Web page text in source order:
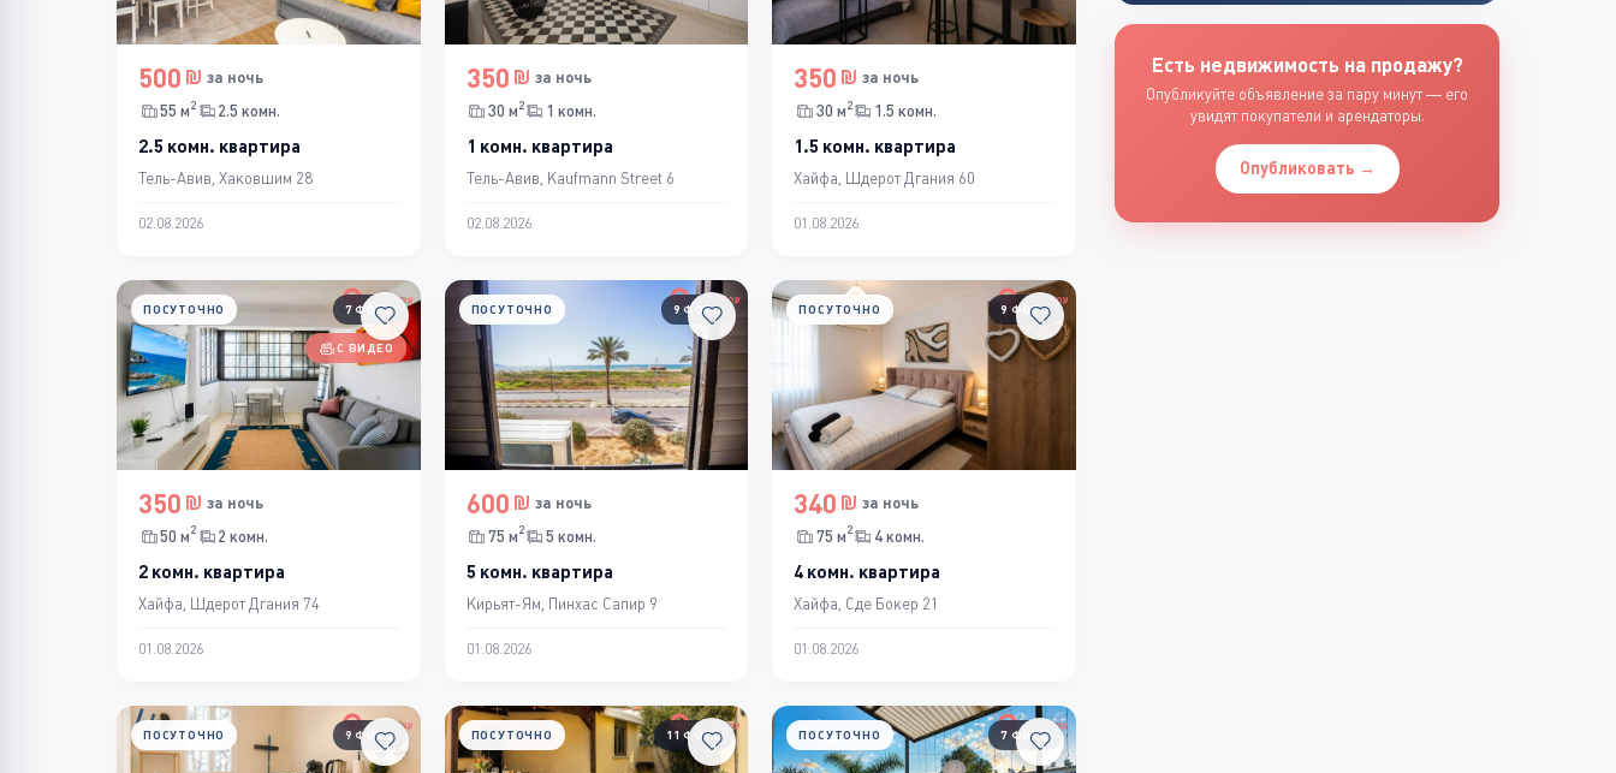
500
за ночь
55 м2 2.5 комн.
2.5 комн. квартира
Тель-Авив, Хаковшим 28
02.08.2026
350
за ночь
30 м2 1 комн.
1 комн. квартира
Тель-Авив, Kaufmann Street 6
02.08.2026
350
за ночь
30 м2 1.5 комн.
1.5 комн. квартира
Хайфа, Шдерот Дгания 60
01.08.2026
7 ФОТО
С ВИДЕО
ПОСУТОЧНО
350
за ночь
50 м2 2 комн.
2 комн. квартира
Хайфа, Шдерот Дгания 74
01.08.2026
9 ФОТО
ПОСУТОЧНО
600
за ночь
75 м2 5 комн.
5 комн. квартира
Кирьят-Ям, Пинхас Сапир 9
01.08.2026
9 ФОТО
ПОСУТОЧНО
340
за ночь
75 м2 4 комн.
4 комн. квартира
Хайфа, Сде Бокер 21
01.08.2026
9 ФОТО
ПОСУТОЧНО 11 ФОТО
ПОСУТОЧНО 7 ФОТО
ПОСУТОЧНО
Есть недвижимость на продажу?
Опубликуйте объявление за пару минут — его
увидят покупатели и арендаторы.
Опубликовать →